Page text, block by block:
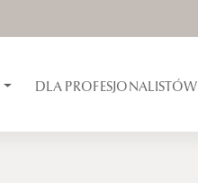
DLA PROFESJONALISTÓW